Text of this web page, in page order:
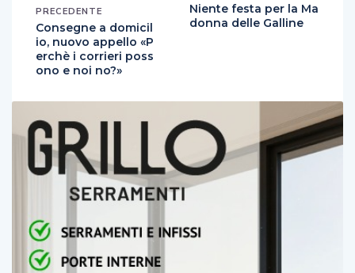
PRECEDENTE
Consegne a domicil
io, nuovo appello «P
erchè i corrieri poss
ono e noi no?»
Niente festa per la Ma
donna delle Galline